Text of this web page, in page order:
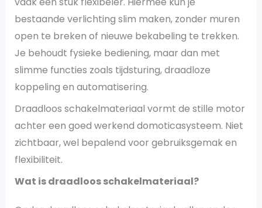
bestaande verlichting slim maken, zonder muren
open te breken of nieuwe bekabeling te trekken.
Je behoudt fysieke bediening, maar dan met
slimme functies zoals tijdsturing, draadloze
koppeling en automatisering.
Draadloos schakelmateriaal vormt de stille motor
achter een goed werkend domoticasysteem. Niet
zichtbaar, wel bepalend voor gebruiksgemak en
flexibiliteit.
Wat is draadloos schakelmateriaal?